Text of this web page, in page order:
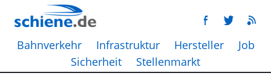
Bahnverkehr Infrastruktur Hersteller
Job
Sicherheit
Stellenmarkt